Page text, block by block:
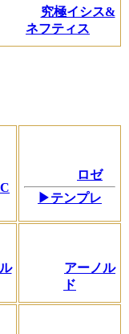
究極イシス&
ネフティス
ロゼ
▶テンプレ
アーノル
ド